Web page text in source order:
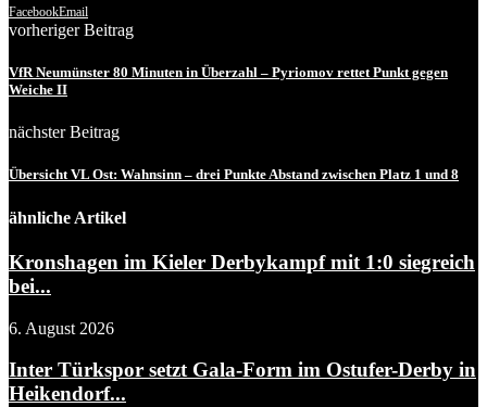
FacebookEmail
vorheriger Beitrag
VfR Neumünster 80 Minuten in Überzahl – Pyriomov rettet Punkt gegen
Weiche II
nächster Beitrag
Übersicht VL Ost: Wahnsinn – drei Punkte Abstand zwischen Platz 1 und 8
ähnliche Artikel
Kronshagen im Kieler Derbykampf mit 1:0 siegreich
bei...
6. August 2026
Inter Türkspor setzt Gala-Form im Ostufer-Derby in
Heikendorf...